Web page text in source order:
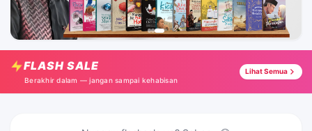
Istimewanya Hari Jumat-Adab Sebelum Shalat Jumat Tap →
Agar Bunda Tetap Berdakwah Tap →
FLASH SALE
Berakhir dalam — jangan sampai kehabisan
Lihat Semua